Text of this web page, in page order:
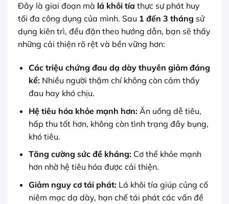
Đây là giai đoạn mà lá khôi tía thực sự phát huy
tối đa công dụng của mình. Sau 1 đến 3 tháng sử
dụng kiên trì, đều đặn theo hướng dẫn, bạn sẽ thấy
những cải thiện rõ rệt và bền vững hơn:
Các triệu chứng đau dạ dày thuyên giảm đáng
kể:Nhiều người thậm chí không còn cảm thấy
đau hay khó chịu.
Hệ tiêu hóa khỏe mạnh hơn:Ăn uống dễ tiêu,
hấp thu tốt hơn, không còn tình trạng đầy bụng,
khó tiêu.
Tăng cường sức đề kháng:Cơ thể khỏe mạnh
hơn nhờ hệ tiêu hóa được cải thiện.
Giảm nguy cơ tái phát:Lá khôi tía giúp củng cố
niêm mạc dạ dày, hạn chế tái phát các vấn đề